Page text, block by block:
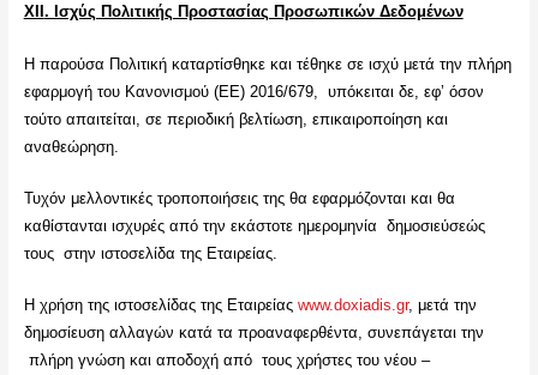
XII . Ισχύς Πολιτικής Προστασίας Προσωπικών Δεδομένων
Η παρούσα Πολιτική καταρτίσθηκε και τέθηκε σε ισχύ μετά την πλήρη
εφαρμογή του Κανονισμού (ΕΕ) 2016/679, υπόκειται δε, εφ’ όσον
τούτο απαιτείται, σε περιοδική βελτίωση, επικαιροποίηση και
αναθεώρηση.
Τυχόν μελλοντικές τροποποιήσεις της θα εφαρμόζονται και θα
καθίστανται ισχυρές από την εκάστοτε ημερομηνία δημοσιεύσεώς
τους στην ιστοσελίδα της Εταιρείας.
Η χρήση της ιστοσελίδας της Εταιρείας www.doxiadis.gr, μετά την
δημοσίευση αλλαγών κατά τα προαναφερθέντα, συνεπάγεται την
πλήρη γνώση και αποδοχή από τους χρήστες του νέου –